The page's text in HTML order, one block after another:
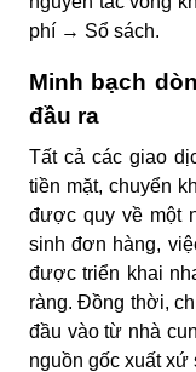
phí → Sổ sách.
Minh bạch
đầu ra
Tất cả các giao
tiền mặt, chuyển
được quy về một
sinh đơn hàng,
được triển khai
ràng. Đồng thời,
đầu vào từ nhà
nguồn gốc xuất xứ